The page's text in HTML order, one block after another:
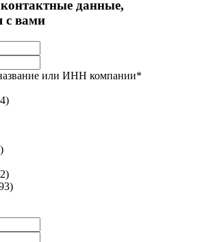
контактные данные,
с вами
или ИНН компании*